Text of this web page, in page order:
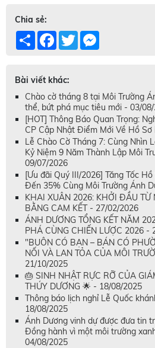
Chia sẻ:
Share Facebook
Twitter
Bài viết khác:
Chào cờ tháng 8 tại Môi Trường
thể, bứt phá mục tiêu mới - 03/
[HOT] Thông Báo Quan Trọng:
CP Cập Nhật Điểm Mới Về Hồ
Lễ Chào Cờ Tháng 7: Cùng Nhìn
Kỷ Niệm 9 Năm Thành Lập Môi
09/07/2026
[Ưu đãi Quý III/2026] Tăng Tốc
Đến 35% Cùng Môi Trường Ánh
KHAI XUÂN 2026: KHỞI ĐẦU TỪ
BẰNG CAM KẾT - 27/02/2026
ÁNH DƯƠNG TỔNG KẾT NĂM
PHÁ CÙNG CHIẾN LƯỢC 2026 -
"BUÔN CÓ BẠN – BÁN CÓ
NỐI VÀ LAN TỎA CỦA MÔI
21/10/2025
🎂 SINH NHẬT RỰC RỠ CỦA
THÚY DƯƠNG 🌟 - 18/08/2025
Thông báo lịch nghỉ Lễ Quốc
18/08/2025
Ánh Dương vinh dự được đưa tin
Đồng hành vì một môi trường
04/08/2025